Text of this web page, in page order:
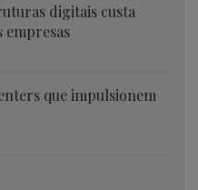
digitais custa
empresas
que impulsionem